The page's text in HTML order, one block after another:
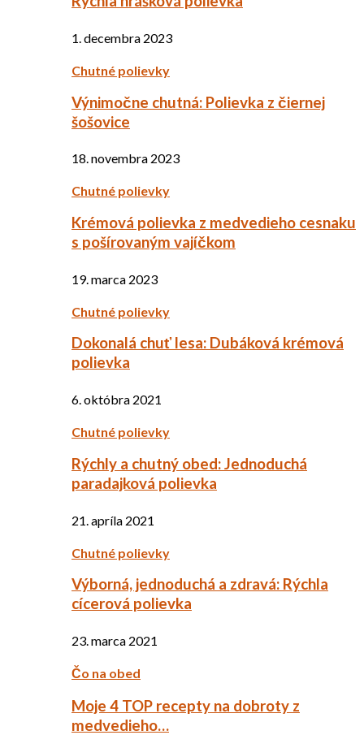
1. decembra 2023
Chutné polievky
Výnimočne chutná: Polievka z čiernej
šošovice
18. novembra 2023
Chutné polievky
Krémová polievka z medvedieho cesnaku
s pošírovaným vajíčkom
19. marca 2023
Chutné polievky
Dokonalá chuť lesa: Dubáková krémová
polievka
6. októbra 2021
Chutné polievky
Rýchly a chutný obed: Jednoduchá
paradajková polievka
21. apríla 2021
Chutné polievky
Výborná, jednoduchá a zdravá: Rýchla
cícerová polievka
23. marca 2021
Čo na obed
Moje 4 TOP recepty na dobroty z
medvedieho…